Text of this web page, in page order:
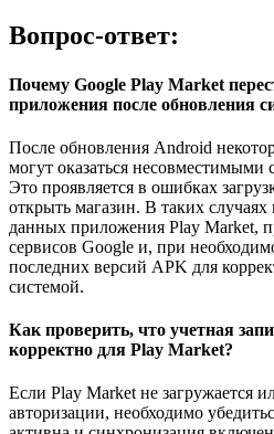
Вопрос-ответ:
Почему Google Play Market
приложения после обновления
После обновления Android
могут оказаться несовместимыми
Это проявляется в ошибках
открыть магазин. В таких
данных приложения Play Market,
сервисов Google и, при
последних версий APK для
системой.
Как проверить, что учетная
корректно для Play Market?
Если Play Market не загружается
авторизации, необходимо